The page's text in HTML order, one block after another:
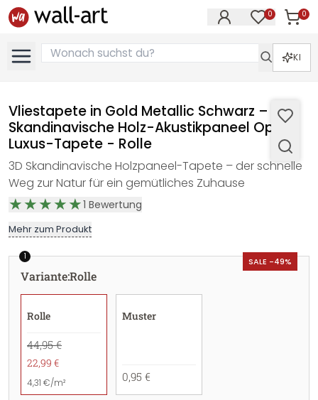
0 0
KI
Vliestapete in Gold Metallic Schwarz –
Skandinavische Holz-Akustikpaneel Optik
Luxus-Tapete - Rolle
3D Skandinavische Holzpaneel-Tapete – der schnelle
Weg zur Natur für ein gemütliches Zuhause
1 Bewertung
Mehr zum Produkt
SALE -49%
1
Variante:Rolle
Rolle
44,95 €
22,99 €
4,31 €/m²
Muster
0,95 €